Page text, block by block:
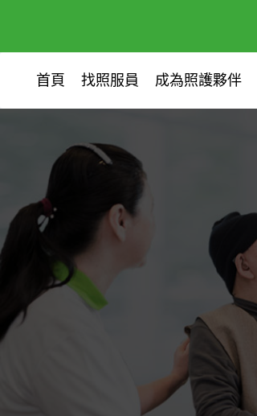
首頁 找照服員 成為照護夥伴